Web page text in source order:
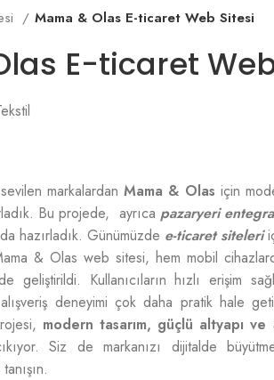
Mama & Olas E-ticaret Web Sitesi
E-ticaret
markalardanMama & Olas için
Bu projede, ayrıca pazaryeri
hazırladık. Günümüzde e-ticaret siteleri
& Olas web sitesi, hem mobil
geliştirildi. Kullanıcıların hızlı erişim
alışveriş deneyimi çok daha pratik hale
modern tasarım, güçlü altyapı ve
Siz de markanızı dijitalde